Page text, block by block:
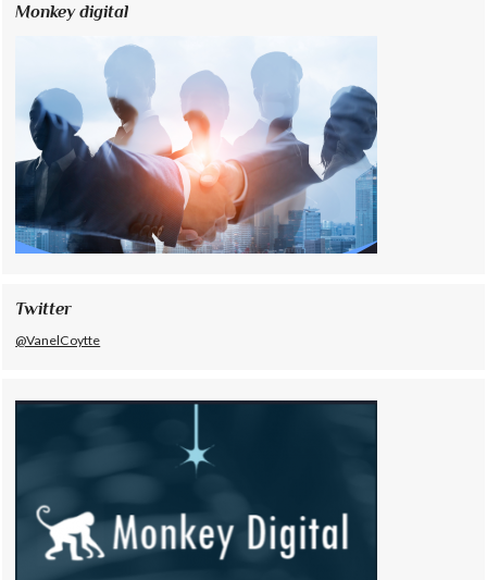
Monkey digital
Twitter
@VanelCoytte